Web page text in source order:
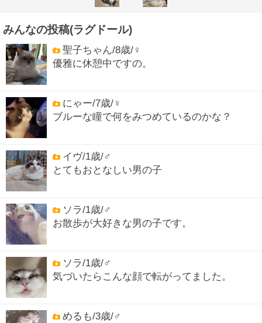
みんなの投稿(ラグドール)
聖子ちゃん/8歳/♀
優雅に休憩中ですの。
にゃー/7歳/♀
ブルーな瞳で何をみつめているのかな？
イヴ/1歳/♂
とてもおとなしい男の子
ソラ/1歳/♂
お散歩が大好きな男の子です。
ソラ/1歳/♂
気づいたらこんな顔で転がってました。
めるも/3歳/♂